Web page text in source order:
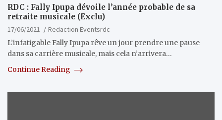
RDC : Fally Ipupa dévoile l’année probable de sa
retraite musicale (Exclu)
17/06/2021
Redaction Eventsrdc
L’infatigable Fally Ipupa rêve un jour prendre une pause
dans sa carrière musicale, mais cela n’arrivera…
Continue Reading